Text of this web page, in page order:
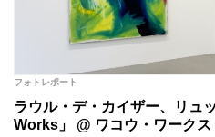
フォトレポート
ラウル・デ・カイザー、リュ
Works」 @ ワコウ・ワークス